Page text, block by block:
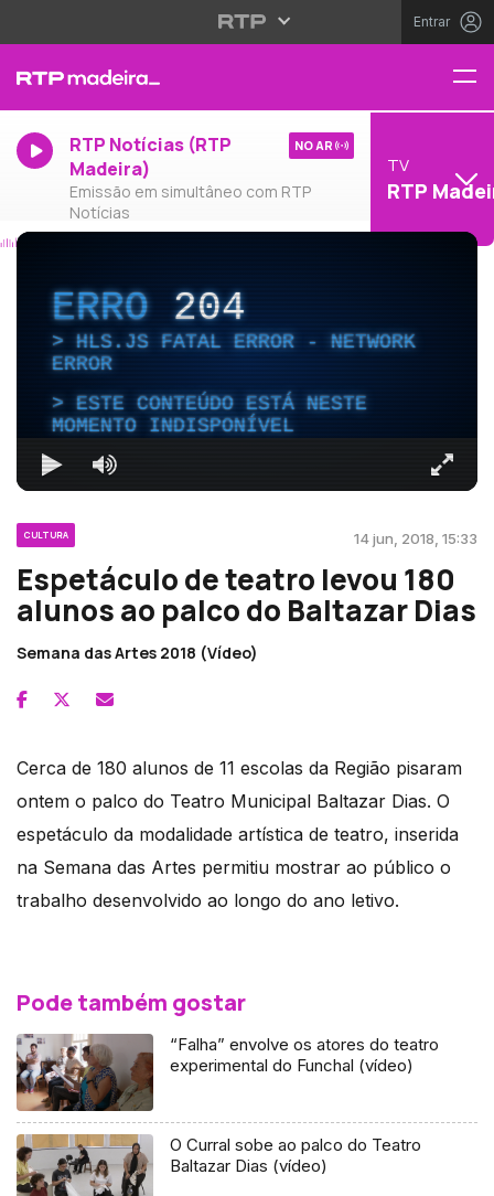
Entrar
RTP Notícias (RTP
Madeira)
Emissão em simultâneo com RTP
Notícias
NO AR
TV
RTP
ERRO204
HLS.JS FATAL ERROR - NETWORK
ERROR
ESTE CONTEÚDO ESTÁ NESTE
MOMENTO INDISPONÍVEL
CULTURA 14 jun, 2018, 15:33
Espetáculo de teatro levou 180
alunos ao palco do Baltazar Dias
Semana das Artes 2018 (Vídeo)
Cerca de 180 alunos de 11 escolas da Região pisaram
ontem o palco do Teatro Municipal Baltazar Dias. O
espetáculo da modalidade artística de teatro, inserida
na Semana das Artes permitiu mostrar ao público o
trabalho desenvolvido ao longo do ano letivo.
Pode também gostar
“Falha” envolve os atores do teatro
experimental do Funchal (vídeo)
O Curral sobe ao palco do Teatro
Baltazar Dias (vídeo)